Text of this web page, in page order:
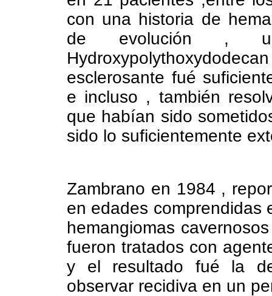
con una historia de
de evolución ,
esclerosante fué
e incluso , también
que habían sido
sido lo suficientemente
Zambrano en 1984 ,
en edades comprendidas
hemangiomas
fueron tratados con
y el resultado fué la
observar recidiva en un